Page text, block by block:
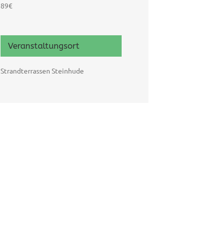
89€
Veranstaltungsort
Strandterrassen Steinhude